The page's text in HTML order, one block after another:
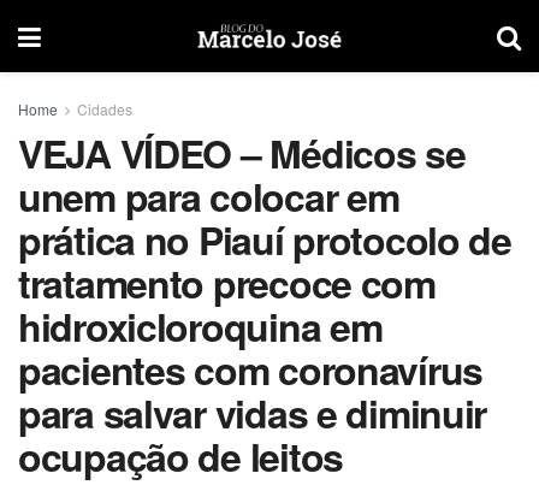
Home Cidades
VEJA VÍDEO – Médicos se
unem para colocar em
prática no Piauí protocolo de
tratamento precoce com
hidroxicloroquina em
pacientes com coronavírus
para salvar vidas e diminuir
ocupação de leitos